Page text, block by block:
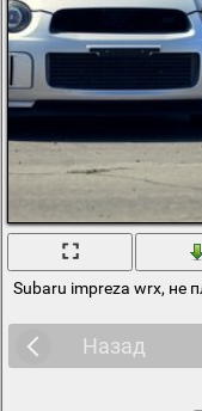
Subaru impreza wrx, не
Назад